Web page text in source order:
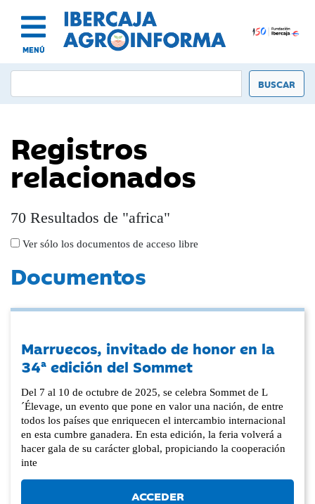
MENÚ
Registros
relacionados
70 Resultados de "africa"
Ver sólo los documentos de acceso libre
Documentos
Marruecos, invitado de honor en la
34ª edición del Sommet
Del 7 al 10 de octubre de 2025, se celebra Sommet de L
´Élevage, un evento que pone en valor una nación, de entre
todos los países que enriquecen el intercambio internacional
en esta cumbre ganadera. En esta edición, la feria volverá a
hacer gala de su carácter global, propiciando la cooperación
inte
ACCEDER